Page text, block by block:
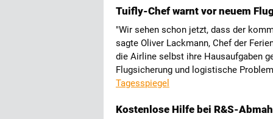
Tuifly-Chef warnt vor neuem
"Wir sehen schon jetzt, dass der
sagte Oliver Lackmann, Chef der
die Airline selbst ihre Hausaufgaben
Flugsicherung und logistische
Tagesspiegel
Kostenlose Hilfe bei R&S-